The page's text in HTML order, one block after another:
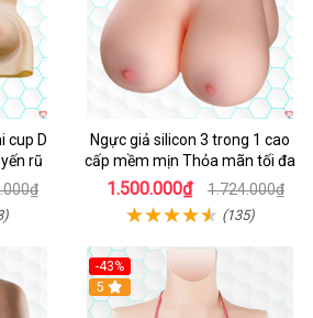
cup D
rũ
Ngực giả silicon 3 trong 1 cao
cấp mềm mịn Thỏa mãn tối đa
1.500.000₫ 1.724.000₫
(135)
-43%
5